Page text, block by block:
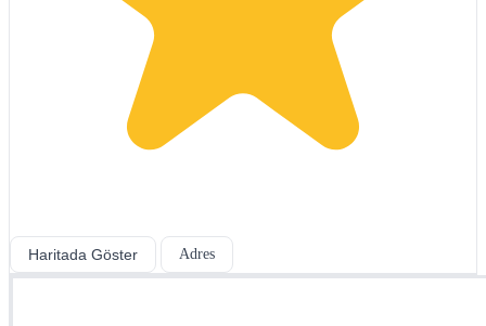
Haritada Göster Adres